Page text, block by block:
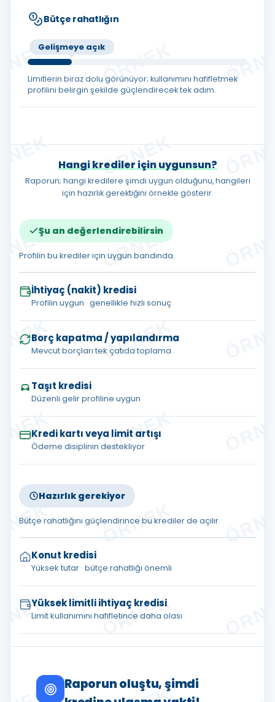
Bütçe rahatlığın
Gelişmeye açık
Limitlerin biraz dolu görünüyor; kullanımını hafifletmek
profilini belirgin şekilde güçlendirecek tek adım.
Hangi krediler için uygunsun?
Raporun; hangi kredilere şimdi uygun olduğunu, hangileri
için hazırlık gerektiğini örnekle gösterir.
Şu an değerlendirebilirsin
Profilin bu krediler için uygun bandında.
İhtiyaç (nakit) kredisi
Profilin uygun · genellikle hızlı sonuç
Borç kapatma / yapılandırma
Mevcut borçları tek çatıda toplama
Taşıt kredisi
Düzenli gelir profiline uygun
Kredi kartı veya limit artışı
Ödeme disiplinin destekliyor
Hazırlık gerekiyor
Bütçe rahatlığını güçlendirince bu krediler de açılır.
Konut kredisi
Yüksek tutar · bütçe rahatlığı önemli
Yüksek limitli ihtiyaç kredisi
Limit kullanımını hafifletince daha olası
Raporun oluştu, şimdi